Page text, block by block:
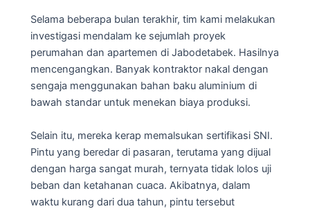
Selama beberapa bulan terakhir, tim kami melakukan
investigasi mendalam ke sejumlah proyek
perumahan dan apartemen di Jabodetabek. Hasilnya
mencengangkan. Banyak kontraktor nakal dengan
sengaja menggunakan bahan baku aluminium di
bawah standar untuk menekan biaya produksi.
Selain itu, mereka kerap memalsukan sertifikasi SNI.
Pintu yang beredar di pasaran, terutama yang dijual
dengan harga sangat murah, ternyata tidak lolos uji
beban dan ketahanan cuaca. Akibatnya, dalam
waktu kurang dari dua tahun, pintu tersebut